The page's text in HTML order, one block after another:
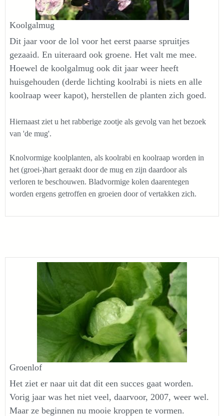
Koolgalmug
Dit jaar voor de lol voor het eerst paarse spruitjes
gezaaid. En uiteraard ook groene. Het valt me mee.
Hoewel de koolgalmug ook dit jaar weer heeft
huisgehouden (derde lichting koolrabi is niets en alle
koolraap weer kapot), herstellen de planten zich goed.
Hiernaast ziet u het rabberige zootje als gevolg van het bezoek
van 'de mug'.
Knolvormige koolplanten, als koolrabi en koolraap worden in
het (groei-)hart geraakt door de mug en zijn daardoor als
verloren te beschouwen. Bladvormige kolen daarentegen
worden ergens getroffen en groeien door of vertakken zich.
Groenlof
Het ziet er naar uit dat dit een succes gaat worden.
Vorig jaar was het niet veel, daarvoor, 2007, weer wel.
Maar ze beginnen nu mooie kroppen te vormen.